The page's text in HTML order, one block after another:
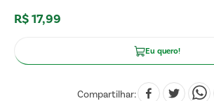
R$17,99
Eu quero!
Compartilhar